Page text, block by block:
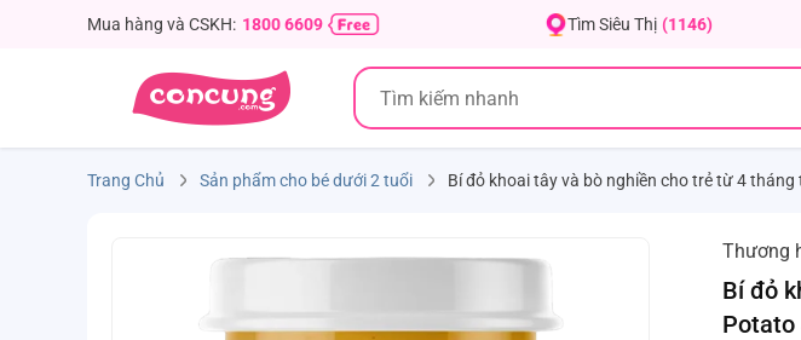
Mua hàng và CSKH: 1800 6609 Tìm Siêu Thị (1146)
Trang Chủ Sản phẩm cho bé dưới 2 tuổi Bí đỏ khoai tây và bò nghiền cho trẻ từ 4
Thương
Bí đỏ
Potato